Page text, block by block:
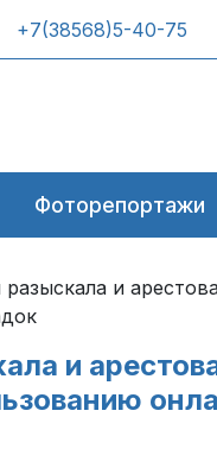
+7(38568)5-40-75
Фоторепортажи
и
и